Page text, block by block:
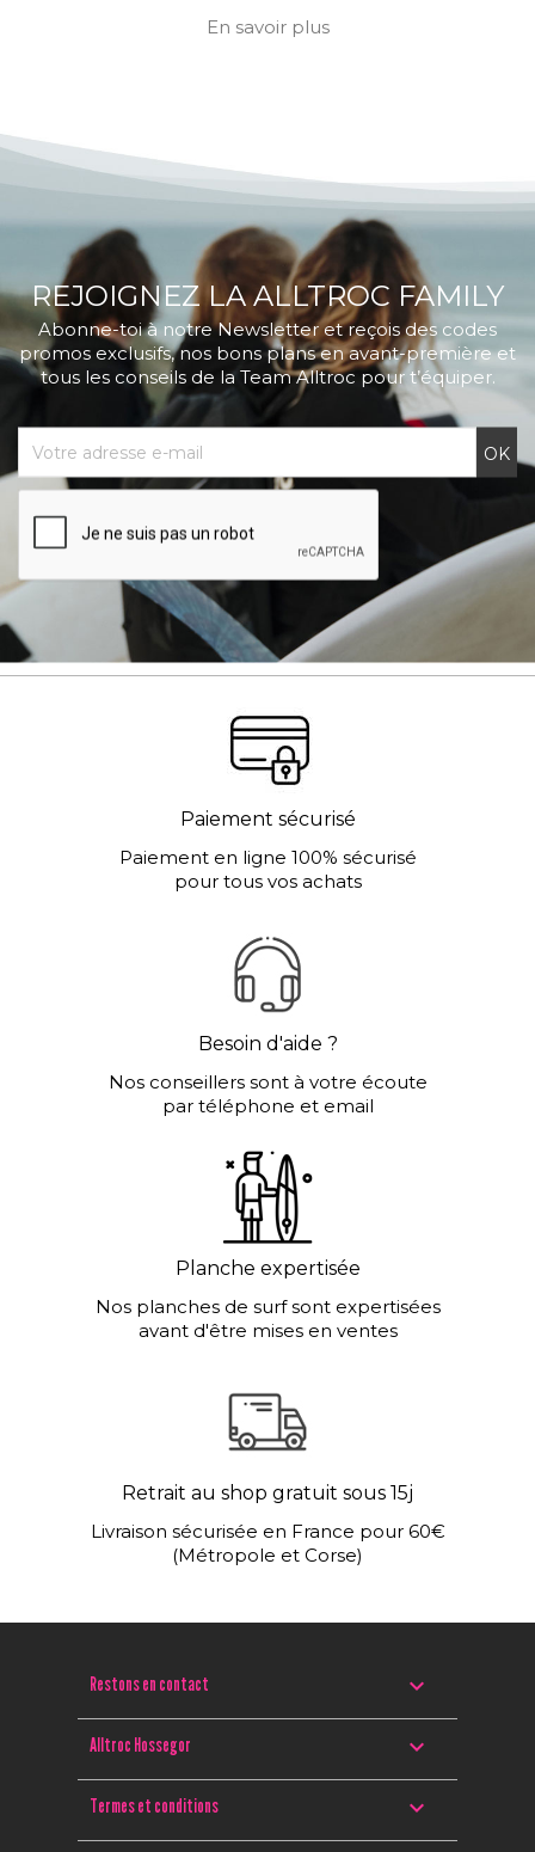
En savoir plus
REJOIGNEZ LA ALLTROC FAMILY
Abonne-toi à notre Newsletter et reçois des codes
promos exclusifs, nos bons plans en avant-première et
tous les conseils de la Team Alltroc pour t’équiper.
Paiement sécurisé
Paiement en ligne 100% sécurisé
pour tous vos achats
Besoin d'aide ?
Nos conseillers sont à votre écoute
par téléphone et email
Planche expertisée
Nos planches de surf sont expertisées
avant d'être mises en ventes
Retrait au shop gratuit sous 15j
Livraison sécurisée en France pour 60€
(Métropole et Corse)
Restons en contact 
Alltroc Hossegor 
Termes et conditions 